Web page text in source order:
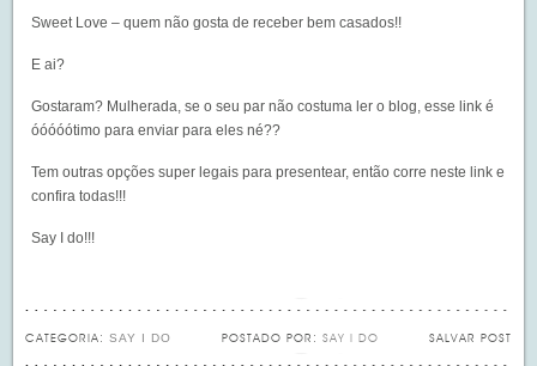
Sweet Love – quem não gosta de receber bem casados!!
E ai?
Gostaram? Mulherada, se o seu par não costuma ler o blog, esse link é
óóóóótimo para enviar para eles né??
Tem outras opções super legais para presentear, entãocorre neste link e
confira todas!!!
Say I do!!!
CATEGORIA:SAY I DO SALVAR POST
POSTADO POR: SAY I DO